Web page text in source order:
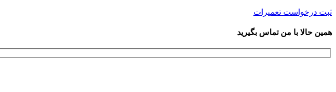
ثبت درخواست تعمیرات
همین حالا با من تماس بگیرید